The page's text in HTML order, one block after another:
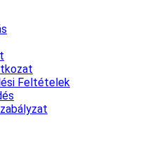
Feltételek